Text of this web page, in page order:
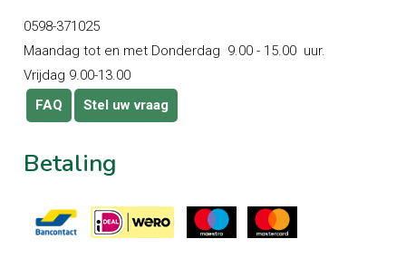
0598-371025
Maandag tot en met Donderdag 9.00 - 15.00 uur.
Vrijdag 9.00-13.00
FAQ
Stel uw vraag
Betaling